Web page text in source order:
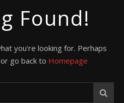
Found!
you're looking for. Perhaps
go back to Homepage